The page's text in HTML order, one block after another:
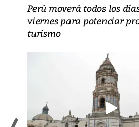
Perú moverá todos los
viernes para potenciar
turismo